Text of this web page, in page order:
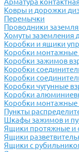
Арматура контактная
Ковры и дорожки
Перемычки
Проводники
Хомуты заземления
Коробки и ящики
Коробки монтажные
Коробки зажимов
Коробки
Коробки
Коробки чугунные
Коробки
Коробки
Пункты
Шкафы зажимов и
Ящики протяжные и
Ящики
Ящики с